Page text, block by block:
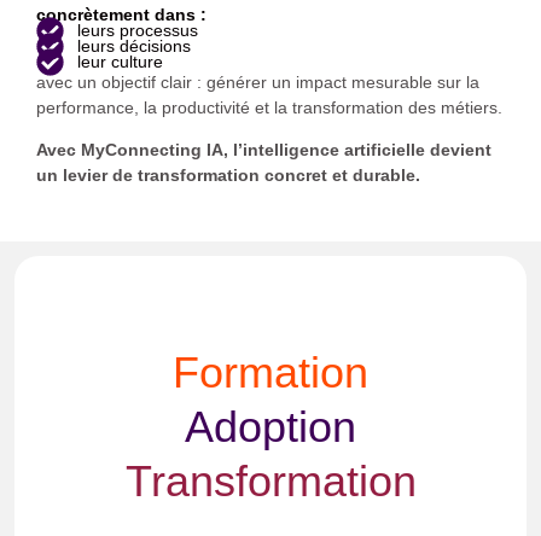
concrètement dans :
leurs processus
leurs décisions
leur culture
avec un objectif clair : générer un impact mesurable sur la
performance, la productivité et la transformation des métiers.
Avec MyConnecting IA, l’intelligence artificielle devient
un levier de transformation concret et durable.
Formation
Adoption
Transformation